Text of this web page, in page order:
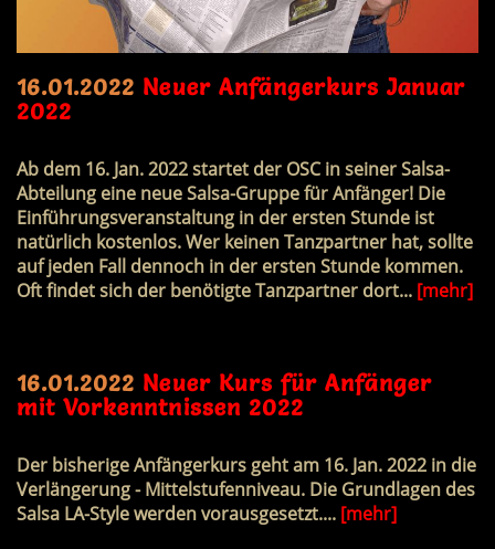
16.01.2022 Neuer Anfängerkurs Januar
2022
Ab dem 16. Jan. 2022startet der OSC in seiner Salsa-
Abteilung eine neueSalsa-Gruppe für Anfänger! Die
Einführungsveranstaltung in der ersten Stunde ist
natürlich kostenlos. Wer keinen Tanzpartner hat, sollte
auf jeden Fall dennoch in der ersten Stunde kommen.
Oft findet sich der benötigte Tanzpartner dort... [mehr]
16.01.2022 Neuer Kurs für Anfänger
mit Vorkenntnissen 2022
Der bisherige Anfängerkurs geht am 16. Jan. 2022 in die
Verlängerung - Mittelstufenniveau. Die Grundlagen des
Salsa LA-Style werden vorausgesetzt.... [mehr]